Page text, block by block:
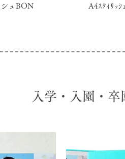
ュBON A4ｽﾀｲﾘｯｼ
入学・入園・卒